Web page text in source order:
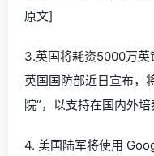
原文]
3.英国将耗资5000万英
英国国防部近日宣布，
院”，以支持在国内外
4. 美国陆军将使用